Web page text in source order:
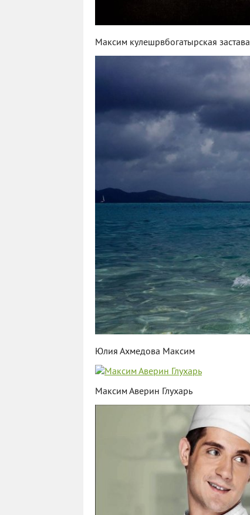
Максим кулешрвбогатырская застава
Юлия Ахмедова Максим
Максим Аверин Глухарь